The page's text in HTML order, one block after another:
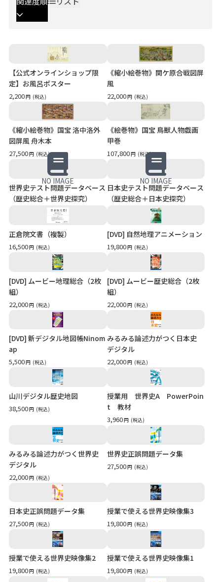
【公式オンラインショップ限
定】お風呂ポスター
2,200円 (税込)
《縮小絵巻物》関ケ原合戦図屏
風
22,000円 (税込)
《縮小絵巻物》国宝 洛中洛外
図屏風 舟木本
27,500円 (税込)
《絵巻物》国宝 鳥獣人物戯画
甲巻
107,800円 (税込)
NO IMAGE
世界史テスト問題データベース
（歴史総合＋世界史探究）
NO IMAGE
日本史テスト問題データベース
（歴史総合＋日本史探究）
正倉院文書（複製）
16,500円 (税込)
[DVD] 自然地理アニメーション
19,800円 (税込)
[DVD] ムービー地理総合（2枚
組）
22,000円 (税込)
[DVD] ムービー歴史総合（2枚
組）
22,000円 (税込)
[DVD] 新デジタル地図帳Ninom
ap
5,500円 (税込)
みるみる論述力がつく日本史
デジタル
22,000円 (税込)
山川デジタル歴史地図
38,500円 (税込)
授業用 世界史A PowerPoin
t 教材
3,960円 (税込)
みるみる論述力がつく世界史
デジタル
22,000円 (税込)
世界史正誤問題データ集
27,500円 (税込)
日本史正誤問題データ集
27,500円 (税込)
授業で使える世界史映像集3
19,800円 (税込)
授業で使える世界史映像集2
19,800円 (税込)
授業で使える世界史映像集1
19,800円 (税込)